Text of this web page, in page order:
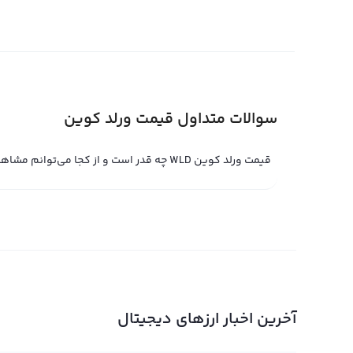
راهکار آگاهی از قیمت لحظه‌ای ورلد کوین و پارامترهای
در صرافی‌های حرفه‌ای همچون رابکس، قیمت لحظه‌ای ورلد
در صفحه قیمت ورلد کوین رابکس کاربران می‌توانند
سوالات متداول قیمت ورلد کوین
قیمت ورلد کوین WLD چه قدر است و از کجا می‌توانم مشاهده کنم؟
آخرین اخبار ارزهای دیجیتال